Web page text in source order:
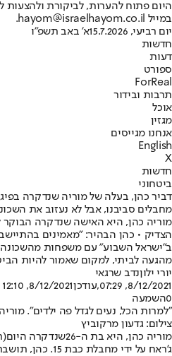
היום פתוח להערות, לביקורת ולהצעות
במייל hayom@israelhayom.co.il.
יום רביעי, 15.7.2026
א' באב תשפ"ו
חדשות
דעות
ספורט
ForReal
תרבות ובידור
אוכל
מגזין
אנחנו מגייסים
English
X
חדשות
ביטחוני
דביר כהן, בעלה של מוריה שנדקרה
מחבלים סביבנו, אבל לא נעזוב את
מוריה כהן, היא האישה שנדקרה הבוקר
הצדיק • כהן הבהיר: "מאמינים
ב"ישראל השבוע" עם משפחות
מהגעה לביתי, למקום שאמור להיות
יורי ילוןנדב שרגאי
8/12/2021, 07:29
,עודכן8/12/2021, 12:10
0השמעה
"למרות הכל, נעים לגדל פה ילדים".
צילום: גדעון מרקוביץ
מוריה כהן, היא בת ה-26
שנדקרה היום
ג'ראח על ידי